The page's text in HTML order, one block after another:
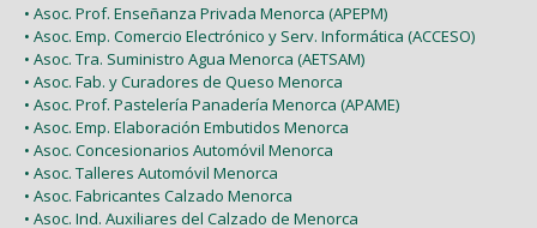
• Asoc. Prof. Enseñanza Privada Menorca (APEPM)
• Asoc. Emp. Comercio Electrónico y Serv. Informática (ACCESO)
• Asoc. Tra. Suministro Agua Menorca (AETSAM)
• Asoc. Fab. y Curadores de Queso Menorca
• Asoc. Prof. Pastelería Panadería Menorca (APAME)
• Asoc. Emp. Elaboración Embutidos Menorca
• Asoc. Concesionarios Automóvil Menorca
• Asoc. Talleres Automóvil Menorca
• Asoc. Fabricantes Calzado Menorca
• Asoc. Ind. Auxiliares del Calzado de Menorca